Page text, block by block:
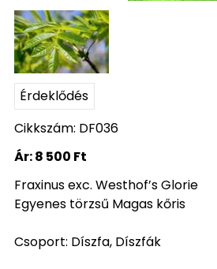
Érdeklődés
Cikkszám: DF036
Ár:8 500 Ft
Fraxinus exc. Westhof’s Glorie
Egyenes törzsű Magas kőris
Csoport: Díszfa, Díszfák